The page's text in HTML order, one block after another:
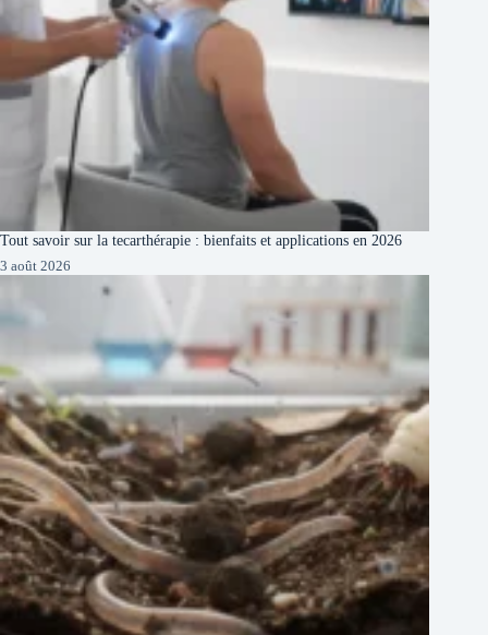
Tout savoir sur la tecarthérapie : bienfaits et applications en 2026
3 août 2026